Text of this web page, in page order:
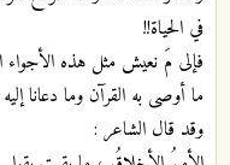
في الحياة!!
فإلى مَ نعيش مثل هذه الأجواء
ما أوصى به القرآن وما دعانا
وقد قال الشاعر :